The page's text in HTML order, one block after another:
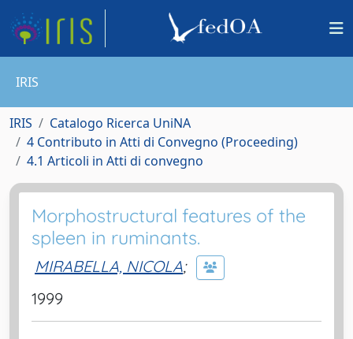
IRIS
IRIS
Catalogo Ricerca UniNA
4 Contributo in Atti di Convegno (Proceeding)
4.1 Articoli in Atti di convegno
Morphostructural features of the
spleen in ruminants.
MIRABELLA, NICOLA;
1999